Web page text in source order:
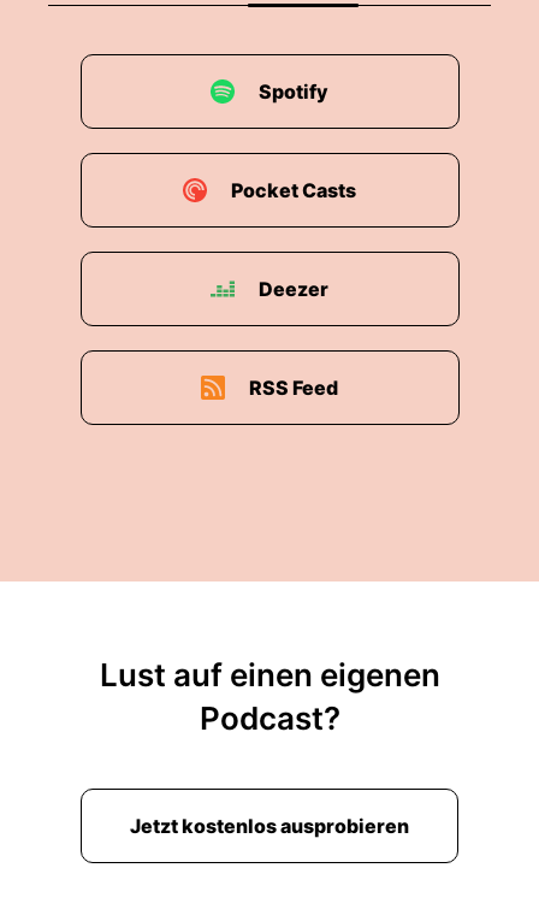
Spotify
Pocket Casts
Deezer
RSS Feed
Lust auf einen eigenen
Podcast?
Jetzt kostenlos ausprobieren